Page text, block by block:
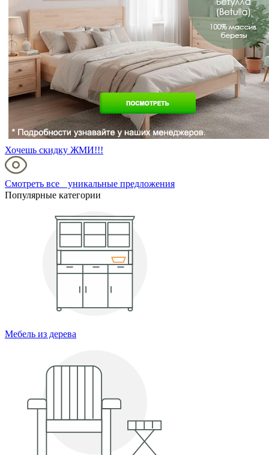
Хочешь скидку ЖМИ!!!
Смотреть все уникальные предложения
Популярные категории
Мебель из дерева